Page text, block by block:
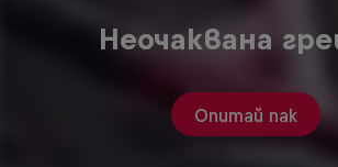
Неочаквана
Опитай пак